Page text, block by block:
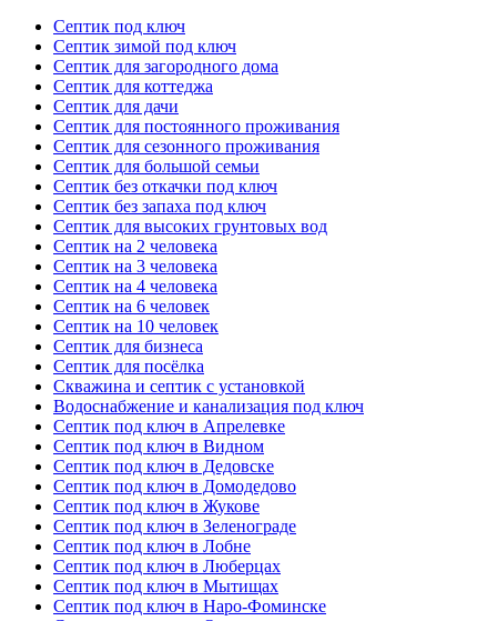
Септик под ключ
Септик зимой под ключ
Септик для загородного дома
Септик для коттеджа
Септик для дачи
Септик для постоянного проживания
Септик для сезонного проживания
Септик для большой семьи
Септик без откачки под ключ
Септик без запаха под ключ
Септик для высоких грунтовых вод
Септик на 2 человека
Септик на 3 человека
Септик на 4 человека
Септик на 6 человек
Септик на 10 человек
Септик для бизнеса
Септик для посёлка
Скважина и септик с установкой
Водоснабжение и канализация под ключ
Септик под ключ в Апрелевке
Септик под ключ в Видном
Септик под ключ в Дедовске
Септик под ключ в Домодедово
Септик под ключ в Жукове
Септик под ключ в Зеленограде
Септик под ключ в Лобне
Септик под ключ в Люберцах
Септик под ключ в Мытищах
Септик под ключ в Наро-Фоминске